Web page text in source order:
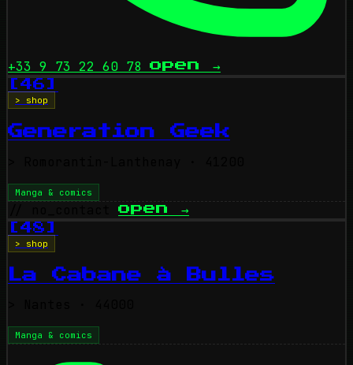
+33 9 73 22 60 78 open →
[46]
> shop
Generation Geek
Manga & comics
open →
[48]
> shop
La Cabane à Bulles
Manga & comics